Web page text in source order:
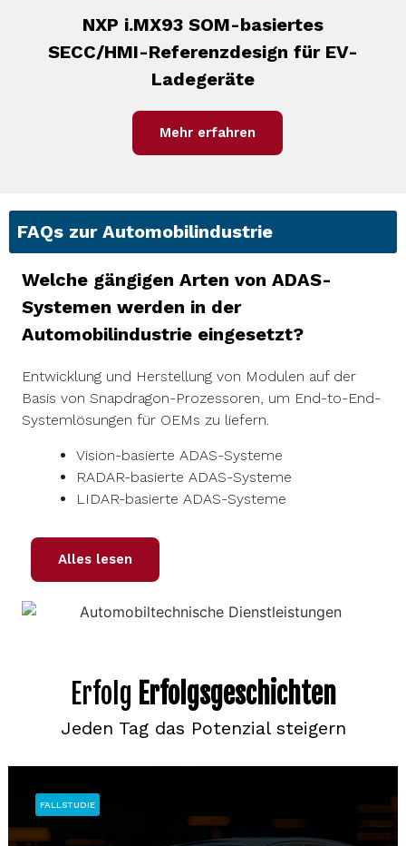
NXP i.MX93 SOM-basiertes
SECC/HMI-Referenzdesign für EV-
Ladegeräte
Mehr erfahren
FAQs zur Automobilindustrie
Welche gängigen Arten von ADAS-
Systemen werden in der
Automobilindustrie eingesetzt?
Entwicklung und Herstellung von Modulen auf der
Basis von Snapdragon-Prozessoren, um End-to-End-
Systemlösungen für OEMs zu liefern.
Vision-basierte ADAS-Systeme
RADAR-basierte ADAS-Systeme
LIDAR-basierte ADAS-Systeme
Alles lesen
Erfolg Erfolgsgeschichten
Jeden Tag das Potenzial steigern
FALLSTUDIE